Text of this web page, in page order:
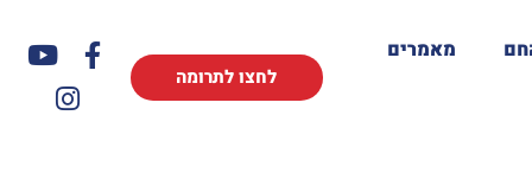
מאמרים
לחצו לתרומה